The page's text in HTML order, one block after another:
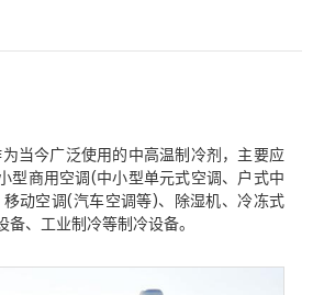
当今广泛使用的中高温制冷剂，主要应
型商用空调(中小型单元式空调、户式中
动空调(汽车空调等)、除湿机、冷冻式
备、工业制冷等制冷设备。